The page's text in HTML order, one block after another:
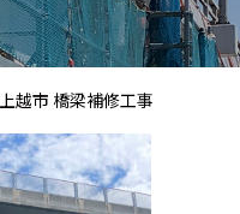
越市 橋梁補修工事